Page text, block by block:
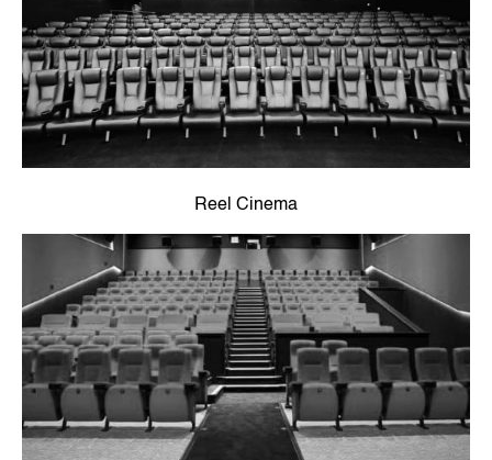
Reel Cinema